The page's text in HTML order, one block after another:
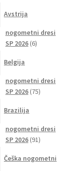
Avstrija
nogometni dresi
SP 2026 66
Belgija
nogometni dresi
SP 2026 7575
Brazilija
nogometni dresi
SP 2026 9191
Češka nogometni